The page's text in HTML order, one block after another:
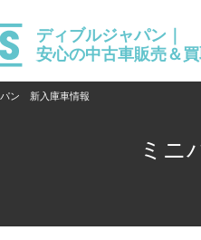
ディブルジャパン｜
安心の中古車販売＆
ン 新入庫車情報
ミニ